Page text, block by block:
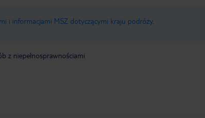
i informacjami MSZ dotyczącymi kraju podróży.
z niepełnosprawnościami